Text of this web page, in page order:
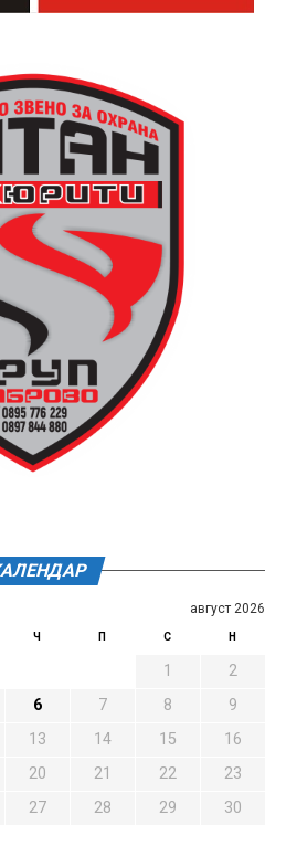
август 2026
Ч П С Н
1
2
6 7 8
9
13 14 15
16
20 21 22
23
27 28 29
30